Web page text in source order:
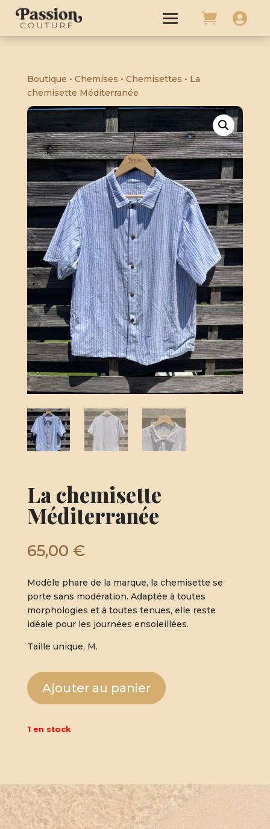


Boutique • Chemises • Chemisettes • La
chemisette Méditerranée
La chemisette
Méditerranée
65,00 €
Modèle phare de la marque, la chemisette se
porte sans modération. Adaptée à toutes
morphologies et à toutes tenues, elle reste
idéale pour les journées ensoleillées.
Taille unique, M.
Ajouter au panier
1 en stock